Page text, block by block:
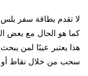
لا تقدم بطاقة سفر بلس
كما هو الحال مع بعض
هذا يعتبر عيبًا لمن
سحب من خلال نقاط